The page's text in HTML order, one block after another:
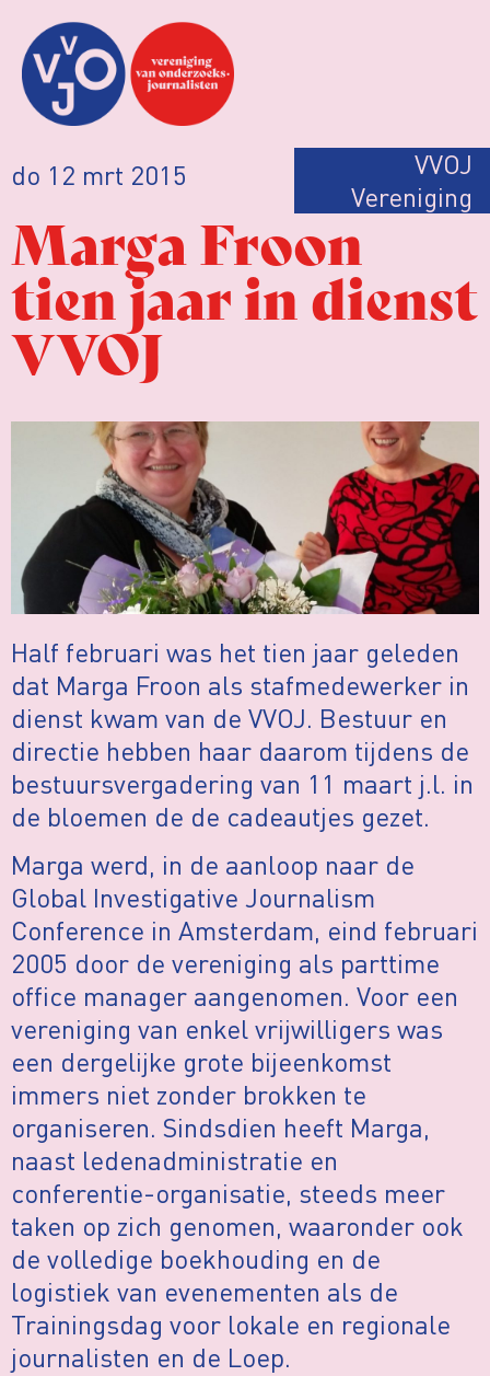
do 12 mrt 2015
VVOJ
Vereniging
Marga Froon
tien jaar in dienst
VVOJ
Half februari was het tien jaar geleden
dat Marga Froon als stafmedewerker in
dienst kwam van de VVOJ. Bestuur en
directie hebben haar daarom tijdens de
bestuursvergadering van 11 maart j.l. in
de bloemen de de cadeautjes gezet.
Marga werd, in de aanloop naar de
Global Investigative Journalism
Conference in Amsterdam, eind februari
2005 door de vereniging als parttime
office manager aangenomen. Voor een
vereniging van enkel vrijwilligers was
een dergelijke grote bijeenkomst
immers niet zonder brokken te
organiseren. Sindsdien heeft Marga,
naast ledenadministratie en
conferentie-organisatie, steeds meer
taken op zich genomen, waaronder ook
de volledige boekhouding en de
logistiek van evenementen als de
Trainingsdag voor lokale en regionale
journalisten en de Loep.